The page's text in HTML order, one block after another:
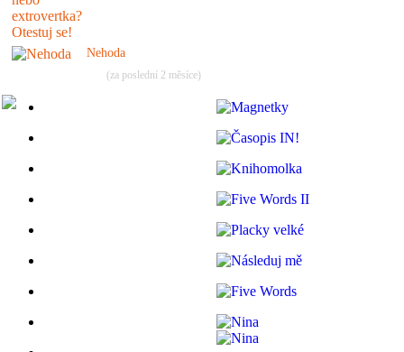
Nehoda
(za poslední 2 měsíce)